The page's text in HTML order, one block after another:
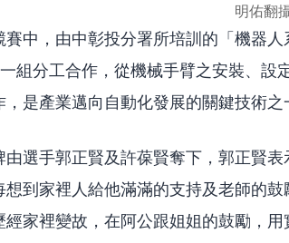
明佑翻攝
賽中，由中彰投分署所培訓的「機器
組分工合作，從機械手臂之安裝、設
，是產業邁向自動化發展的關鍵技術之
由選手郭正賢及許葆賢奪下，郭正賢
想到家裡人給他滿滿的支持及老師的
經家裡變故，在阿公跟姐姐的鼓勵，用